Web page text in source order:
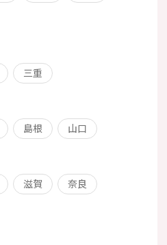
三重
島根 山口
滋賀
奈良